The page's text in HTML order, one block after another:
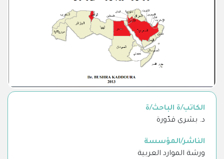
الكاتب/ة الباحث/ة
د. بشرى قدّورة
الناشر/المؤسسة
ورشة الموارد العربية